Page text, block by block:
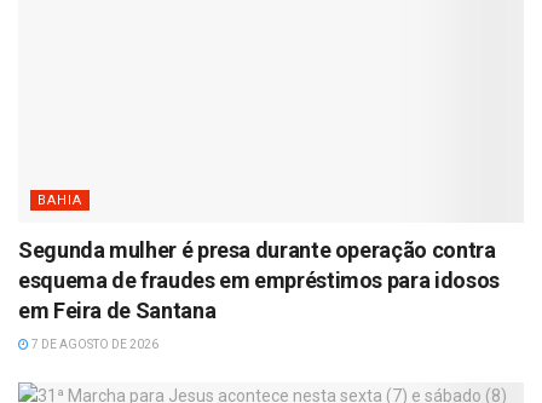
BAHIA
Segunda mulher é presa durante operação contra
esquema de fraudes em empréstimos para idosos
em Feira de Santana
7 DE AGOSTO DE 2026